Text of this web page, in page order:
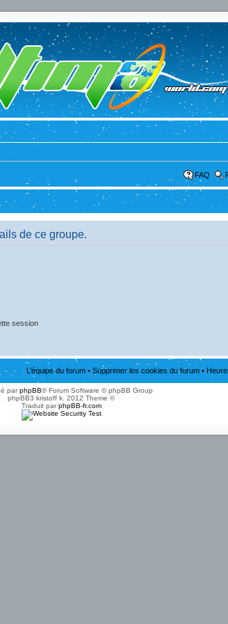
FAQ
de ce groupe.
session
L’équipe du forum • Supprimer les cookies du forum •
parphpBB® Forum Software © phpBB Group
phpBB3 kristoff k. 2012 Theme ©
Traduit parphpBB-fr.com